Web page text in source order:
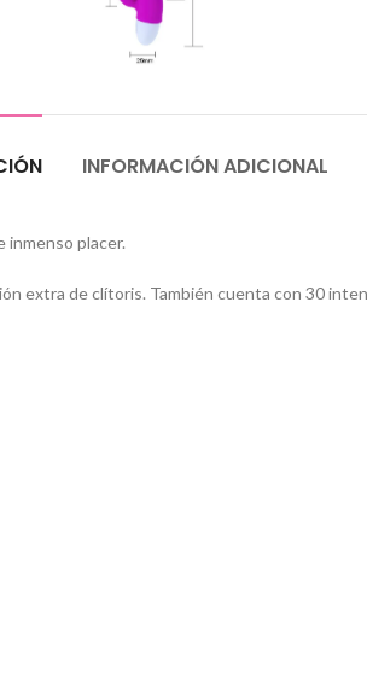
INFORMACIÓN ADICIONAL
inmenso placer.
extra de clítoris. También cuenta con 30